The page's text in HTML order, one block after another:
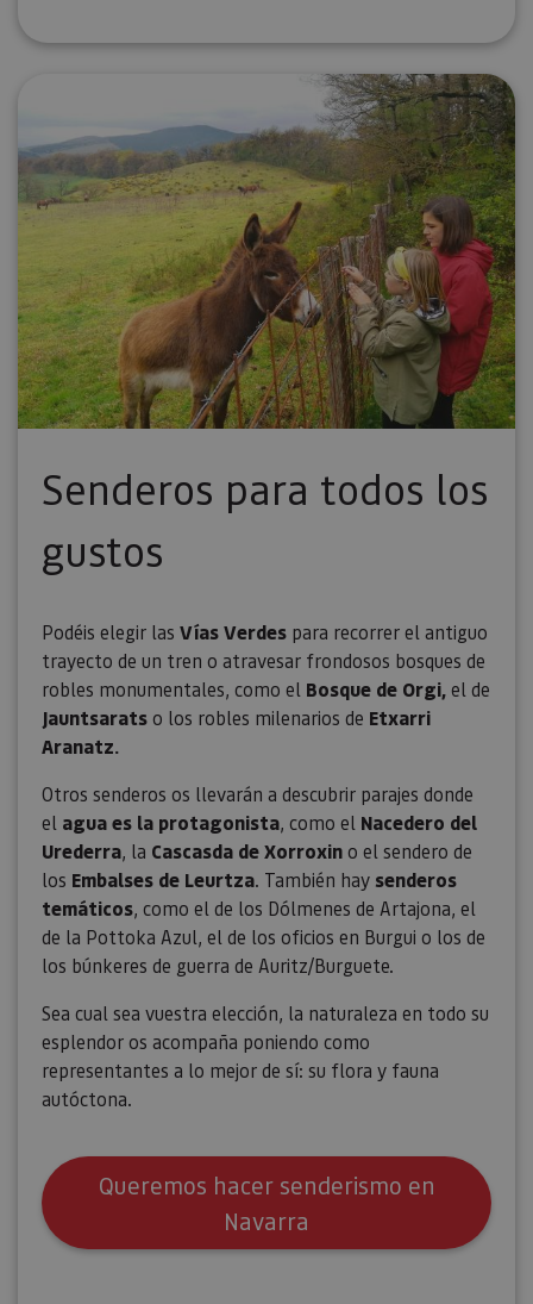
Senderos para todos los
gustos
Podéis elegir las Vías Verdes para recorrer el antiguo
trayecto de un tren o atravesar frondosos bosques de
robles monumentales, como el Bosque de Orgi,el de
Jauntsaratso los robles milenarios de Etxarri
Aranatz.
Otros senderos os llevarán a descubrir parajes donde
el agua es la protagonista, como el Nacedero del
Urederra, la Cascasda de Xorroxino el sendero de
los Embalses de Leurtza. También hay senderos
temáticos, como el de los Dólmenes de Artajona, el
de la Pottoka Azul, el de los oficios en Burgui o los de
los búnkeres de guerra de Auritz/Burguete.
Sea cual sea vuestra elección, la naturaleza en todo su
esplendor os acompaña poniendo como
representantes a lo mejor de sí: su flora y fauna
autóctona.
Queremos hacer senderismo en
Navarra